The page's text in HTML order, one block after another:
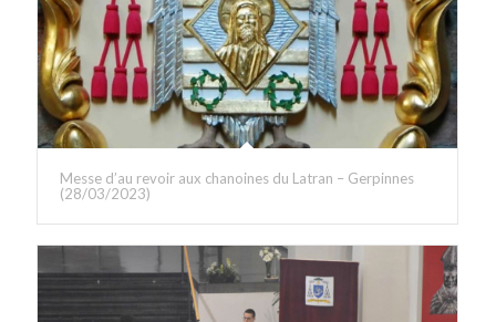
Messe d’au revoir aux chanoines du Latran – Gerpinnes
(28/03/2023)